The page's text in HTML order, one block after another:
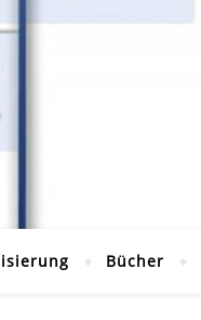
Bücher